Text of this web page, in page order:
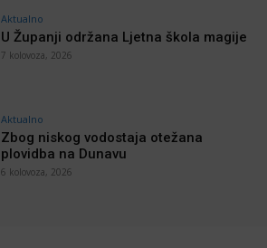
Aktualno
U Županji održana Ljetna škola magije
7 kolovoza, 2026
Aktualno
Zbog niskog vodostaja otežana
plovidba na Dunavu
6 kolovoza, 2026